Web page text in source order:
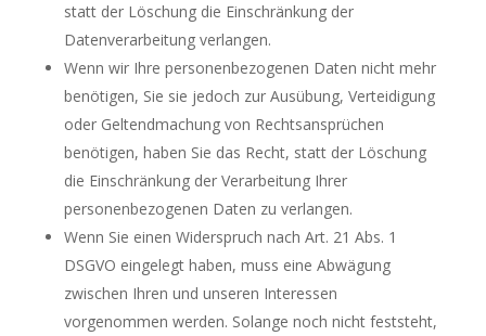
statt der Löschung die Einschränkung der
Datenverarbeitung verlangen.
Wenn wir Ihre personenbezogenen Daten nicht mehr
benötigen, Sie sie jedoch zur Ausübung, Verteidigung
oder Geltendmachung von Rechtsansprüchen
benötigen, haben Sie das Recht, statt der Löschung
die Einschränkung der Verarbeitung Ihrer
personenbezogenen Daten zu verlangen.
Wenn Sie einen Widerspruch nach Art. 21 Abs. 1
DSGVO eingelegt haben, muss eine Abwägung
zwischen Ihren und unseren Interessen
vorgenommen werden. Solange noch nicht feststeht,